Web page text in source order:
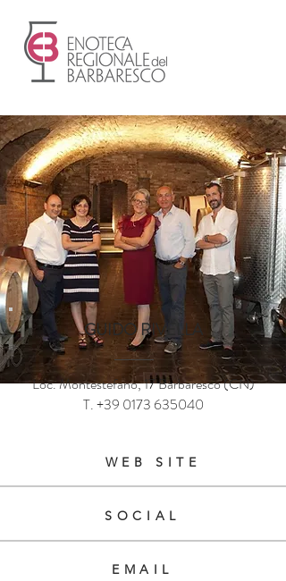
GUIDO RIVELLA
Loc. Montestefano, 17 Barbaresco (CN)
T.+39 0173 635040
WEB SITE
SOCIAL
EMAIL